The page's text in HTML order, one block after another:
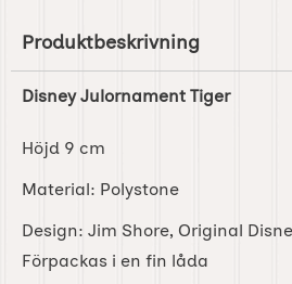
Produktbeskrivning
Disney Julornament Tiger
Höjd 9 cm
Material: Polystone
Design: Jim Shore, Original
Förpackas i en fin låda